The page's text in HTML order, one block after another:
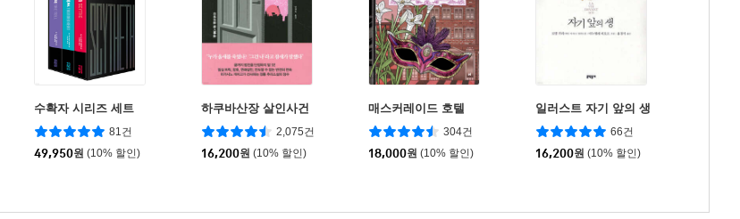
수확자 시리즈 세트
81건
49,950원 (10% 할인)
하쿠바산장 살인사건
2,075건
16,200원 (10% 할인)
매스커레이드 호텔
304건
18,000원 (10% 할인)
일러스트 자기 앞의 생
66건
16,200원 (10% 할인)